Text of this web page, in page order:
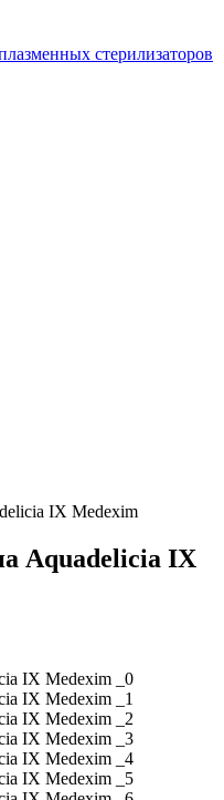
стерилизаторов
IX Medexim
Aquadelicia IX